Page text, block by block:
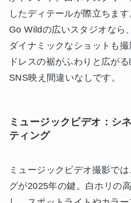
したディテールが際立ちま
Go Wildの広いスタジオなら
ダイナミックなショットも撮
ドレスの裾がふわりと広がる
SNS映え間違いなしです。
ミュージックビデオ：シ
ティング
ミュージックビデオ撮影で
グが2025年の鍵。白ホリの